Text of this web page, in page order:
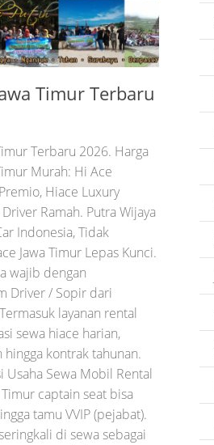
Timur Terbaru
Terbaru 2026. Harga
Murah: Hi Ace
Hiace Luxury
Ramah. Putra Wijaya
Indonesia, Tidak
Jawa Timur Lepas Kunci.
wajib dengan
Driver / Sopir dari
layanan rental
sewa hiace harian,
hingga kontrak tahunan.
Usaha Sewa Mobil Rental
captain seat bisa
tamu VVIP (pejabat).
di sewa sebagai